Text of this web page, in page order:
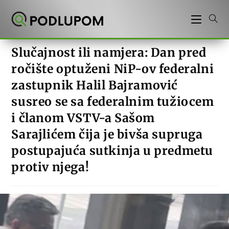
Slučajnost ili namjera: Dan pred
ročište optuženi NiP-ov federalni
zastupnik Halil Bajramović
susreo se sa federalnim tužiocem
i članom VSTV-a Sašom
Sarajlićem čija je bivša supruga
postupajuća sutkinja u predmetu
protiv njega!